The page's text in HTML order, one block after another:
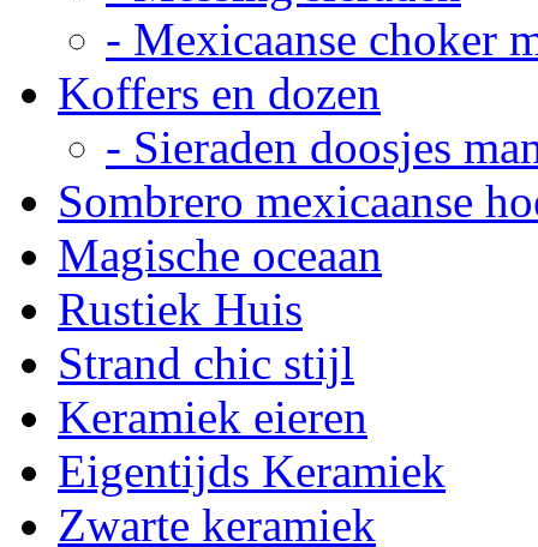
- Mexicaanse choker
Koffers en dozen
- Sieraden doosjes
Sombrero mexicaanse
Magische oceaan
Rustiek Huis
Strand chic stijl
Keramiek eieren
Eigentijds Keramiek
Zwarte keramiek